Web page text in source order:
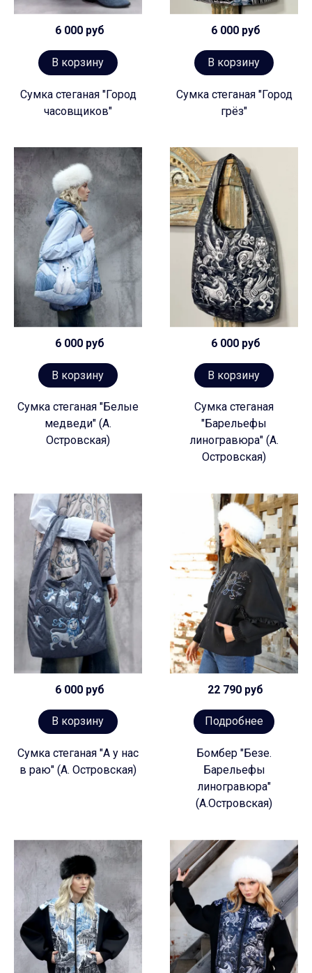
6 000 руб
В корзину
Сумка стеганая "Город
часовщиков"
6 000 руб
В корзину
Сумка стеганая "Город
грёз"
6 000 руб
В корзину
Сумка стеганая "Белые
медведи" (А.
Островская)
6 000 руб
В корзину
Сумка стеганая
"Барельефы
линогравюра" (А.
Островская)
6 000 руб
В корзину
Сумка стеганая "А у нас
в раю" (А. Островская)
22 790 руб
Подробнее
Бомбер "Безе.
Барельефы
линогравюра"
(А.Островская)